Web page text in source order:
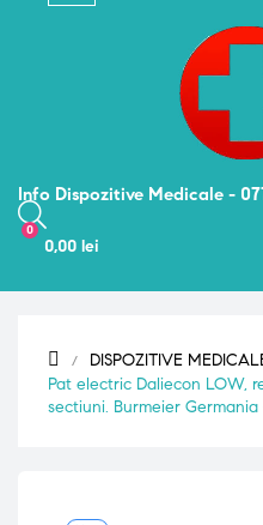
Info Dispozitive Medicale -
0
0,00 lei
DISPOZITIVE
Pat electric Daliecon LOW,
sectiuni. Burmeier